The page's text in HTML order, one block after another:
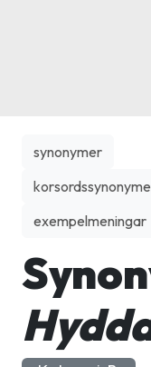
synonymer
exempelmeningar